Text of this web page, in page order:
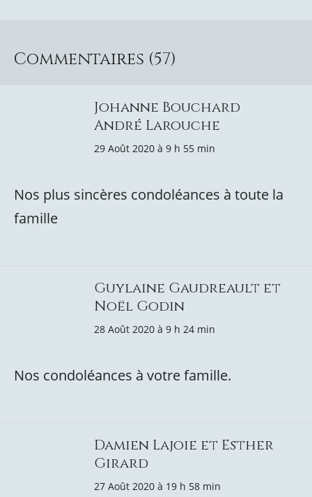
Commentaires (57)
Johanne Bouchard
André Larouche
29 Août 2020 à 9 h 55 min
Nos plus sincères condoléances à toute la
famille
Guylaine Gaudreault et
Noël Godin
28 Août 2020 à 9 h 24 min
Nos condoléances à votre famille.
Damien Lajoie et Esther
Girard
27 Août 2020 à 19 h 58 min